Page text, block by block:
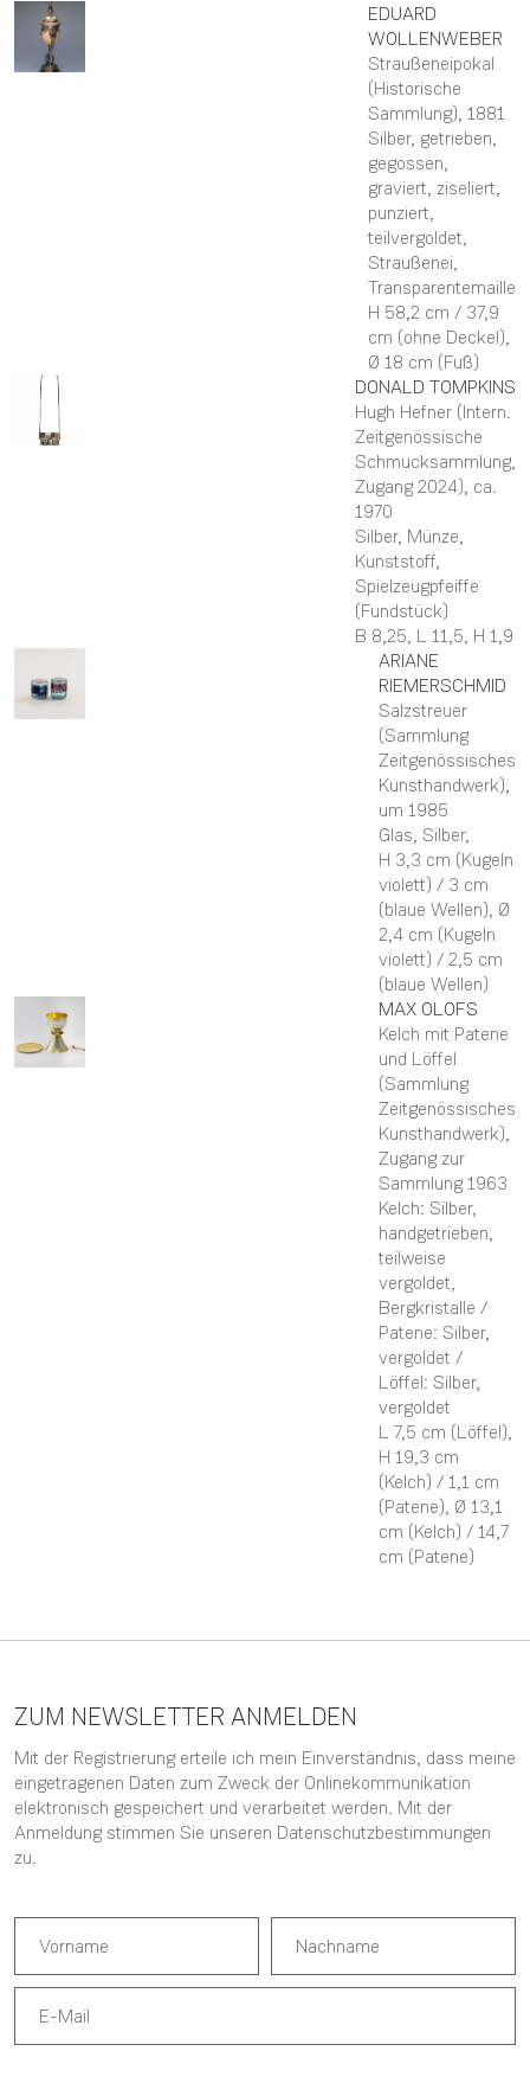
EDUARD
WOLLENWEBER
Straußeneipokal
(Historische
Sammlung), 1881
Silber, getrieben,
gegossen,
graviert, ziseliert,
punziert,
teilvergoldet,
Straußenei,
Transparentemaille
H 58,2 cm / 37,9
cm (ohne Deckel),
Ø 18 cm (Fuß)
DONALD TOMPKINS
Hugh Hefner (Intern.
Zeitgenössische
Schmucksammlung,
Zugang 2024), ca.
1970
Silber, Münze,
Kunststoff,
Spielzeugpfeiffe
(Fundstück)
B 8,25, L 11,5, H 1,9
ARIANE
RIEMERSCHMID
Salzstreuer
(Sammlung
Zeitgenössisches
Kunsthandwerk),
um 1985
Glas, Silber,
H 3,3 cm (Kugeln
violett) / 3 cm
(blaue Wellen), Ø
2,4 cm (Kugeln
violett) / 2,5 cm
(blaue Wellen)
MAX OLOFS
Kelch mit Patene
und Löffel
(Sammlung
Zeitgenössisches
Kunsthandwerk),
Zugang zur
Sammlung 1963
Kelch: Silber,
handgetrieben,
teilweise
vergoldet,
Bergkristalle /
Patene: Silber,
vergoldet /
Löffel: Silber,
vergoldet
L 7,5 cm (Löffel),
H 19,3 cm
(Kelch) / 1,1 cm
(Patene), Ø 13,1
cm (Kelch) / 14,7
cm (Patene)
ZUM NEWSLETTER ANMELDEN
Mit der Registrierung erteile ich mein Einverständnis, dass meine
eingetragenen Daten zum Zweck der Onlinekommunikation
elektronisch gespeichert und verarbeitet werden. Mit der
Anmeldung stimmen Sie unseren Datenschutzbestimmungen
zu.